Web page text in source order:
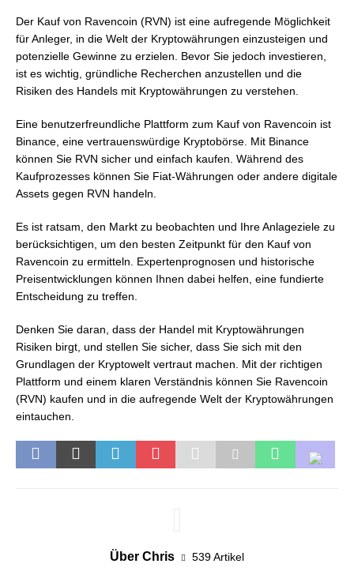
Der Kauf von Ravencoin (RVN) ist eine aufregende Möglichkeit
für Anleger, in die Welt der Kryptowährungen einzusteigen und
potenzielle Gewinne zu erzielen. Bevor Sie jedoch investieren,
ist es wichtig, gründliche Recherchen anzustellen und die
Risiken des Handels mit Kryptowährungen zu verstehen.
Eine benutzerfreundliche Plattform zum Kauf von Ravencoin ist
Binance, eine vertrauenswürdige Kryptobörse. Mit Binance
können Sie RVN sicher und einfach kaufen. Während des
Kaufprozesses können Sie Fiat-Währungen oder andere digitale
Assets gegen RVN handeln.
Es ist ratsam, den Markt zu beobachten und Ihre Anlageziele zu
berücksichtigen, um den besten Zeitpunkt für den Kauf von
Ravencoin zu ermitteln. Expertenprognosen und historische
Preisentwicklungen können Ihnen dabei helfen, eine fundierte
Entscheidung zu treffen.
Denken Sie daran, dass der Handel mit Kryptowährungen
Risiken birgt, und stellen Sie sicher, dass Sie sich mit den
Grundlagen der Kryptowelt vertraut machen. Mit der richtigen
Plattform und einem klaren Verständnis können Sie Ravencoin
(RVN) kaufen und in die aufregende Welt der Kryptowährungen
eintauchen.
Über Chris 539 Artikel